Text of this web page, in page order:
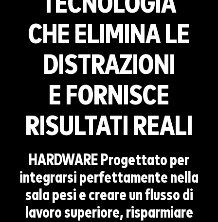
CHE ELIMINA LE
DISTRAZIONI
E FORNISCE
RISULTATI REALI
HARDWARE Progettato per
integrarsi perfettamente nella
sala pesi e creare un flusso di
lavoro superiore, risparmiare